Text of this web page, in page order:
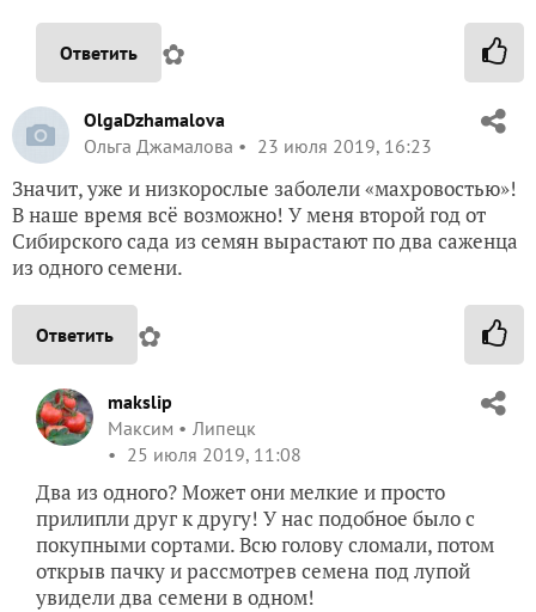
Ответить ✿
OlgaDzhamalova
Ольга Джамалова
23 июля 2019, 16:23
Значит, уже и низкорослые заболели «махровостью»!
В наше время всё возможно! У меня второй год от
Сибирского сада из семян вырастают по два саженца
из одного семени.
Ответить ✿
makslip
Максим
Липецк
25 июля 2019, 11:08
Два из одного? Может они мелкие и просто
прилипли друг к другу! У нас подобное было с
покупными сортами. Всю голову сломали, потом
открыв пачку и рассмотрев семена под лупой
увидели два семени в одном!